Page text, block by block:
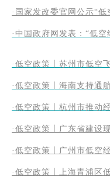
·国家发改委官网公示“低
·中国政府网发表：“低空
·低空政策丨苏州市低空
·低空政策丨海南支持通
·低空政策丨杭州市推动
·低空政策丨广东省建设
·低空政策丨广州市低空
·低空政策丨上海青浦区